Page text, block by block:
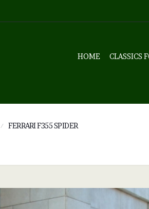
HOME CLASSICS
FERRARI F355 SPIDER